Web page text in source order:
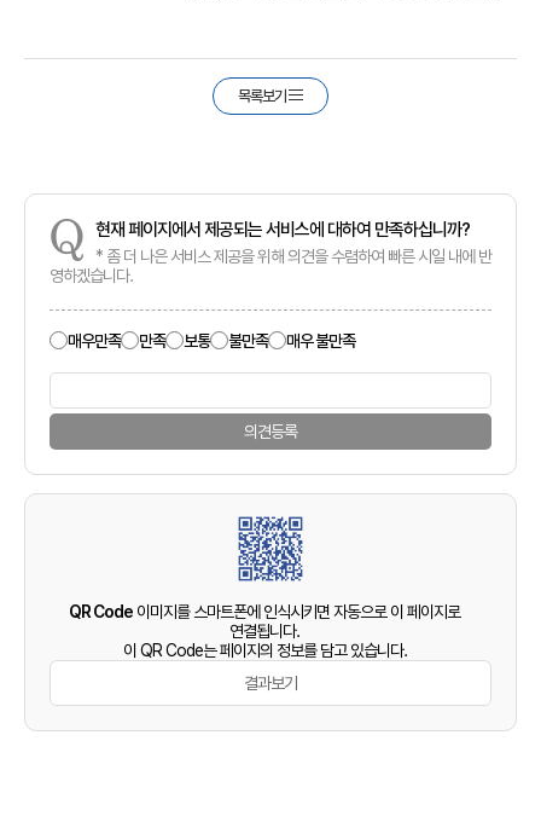
목록보기
Q 현재 페이지에서 제공되는 서비스에 대하여 만족하십니까?
* 좀 더 나은 서비스 제공을 위해 의견을 수렴하여 빠른 시일 내에 반
영하겠습니다.
매우만족 만족 보통 불만족 매우 불만족
의견등록
QR Code 이미지를 스마트폰에 인식시키면 자동으로 이 페이지로
연결됩니다.
이 QR Code는 페이지의 정보를 담고 있습니다.
결과보기